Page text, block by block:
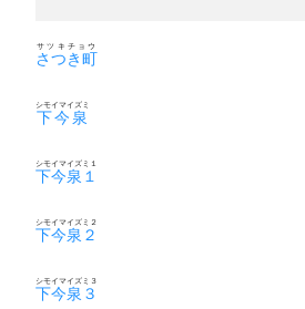
さつき町
サツキチョウ
下今泉
シモイマイズミ
下今泉１
シモイマイズミ１
下今泉２
シモイマイズミ２
下今泉３
シモイマイズミ３